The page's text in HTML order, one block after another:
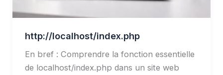
http://localhost/index.php
En bref : Comprendre la fonction essentielle
de localhost/index.php dans un site web